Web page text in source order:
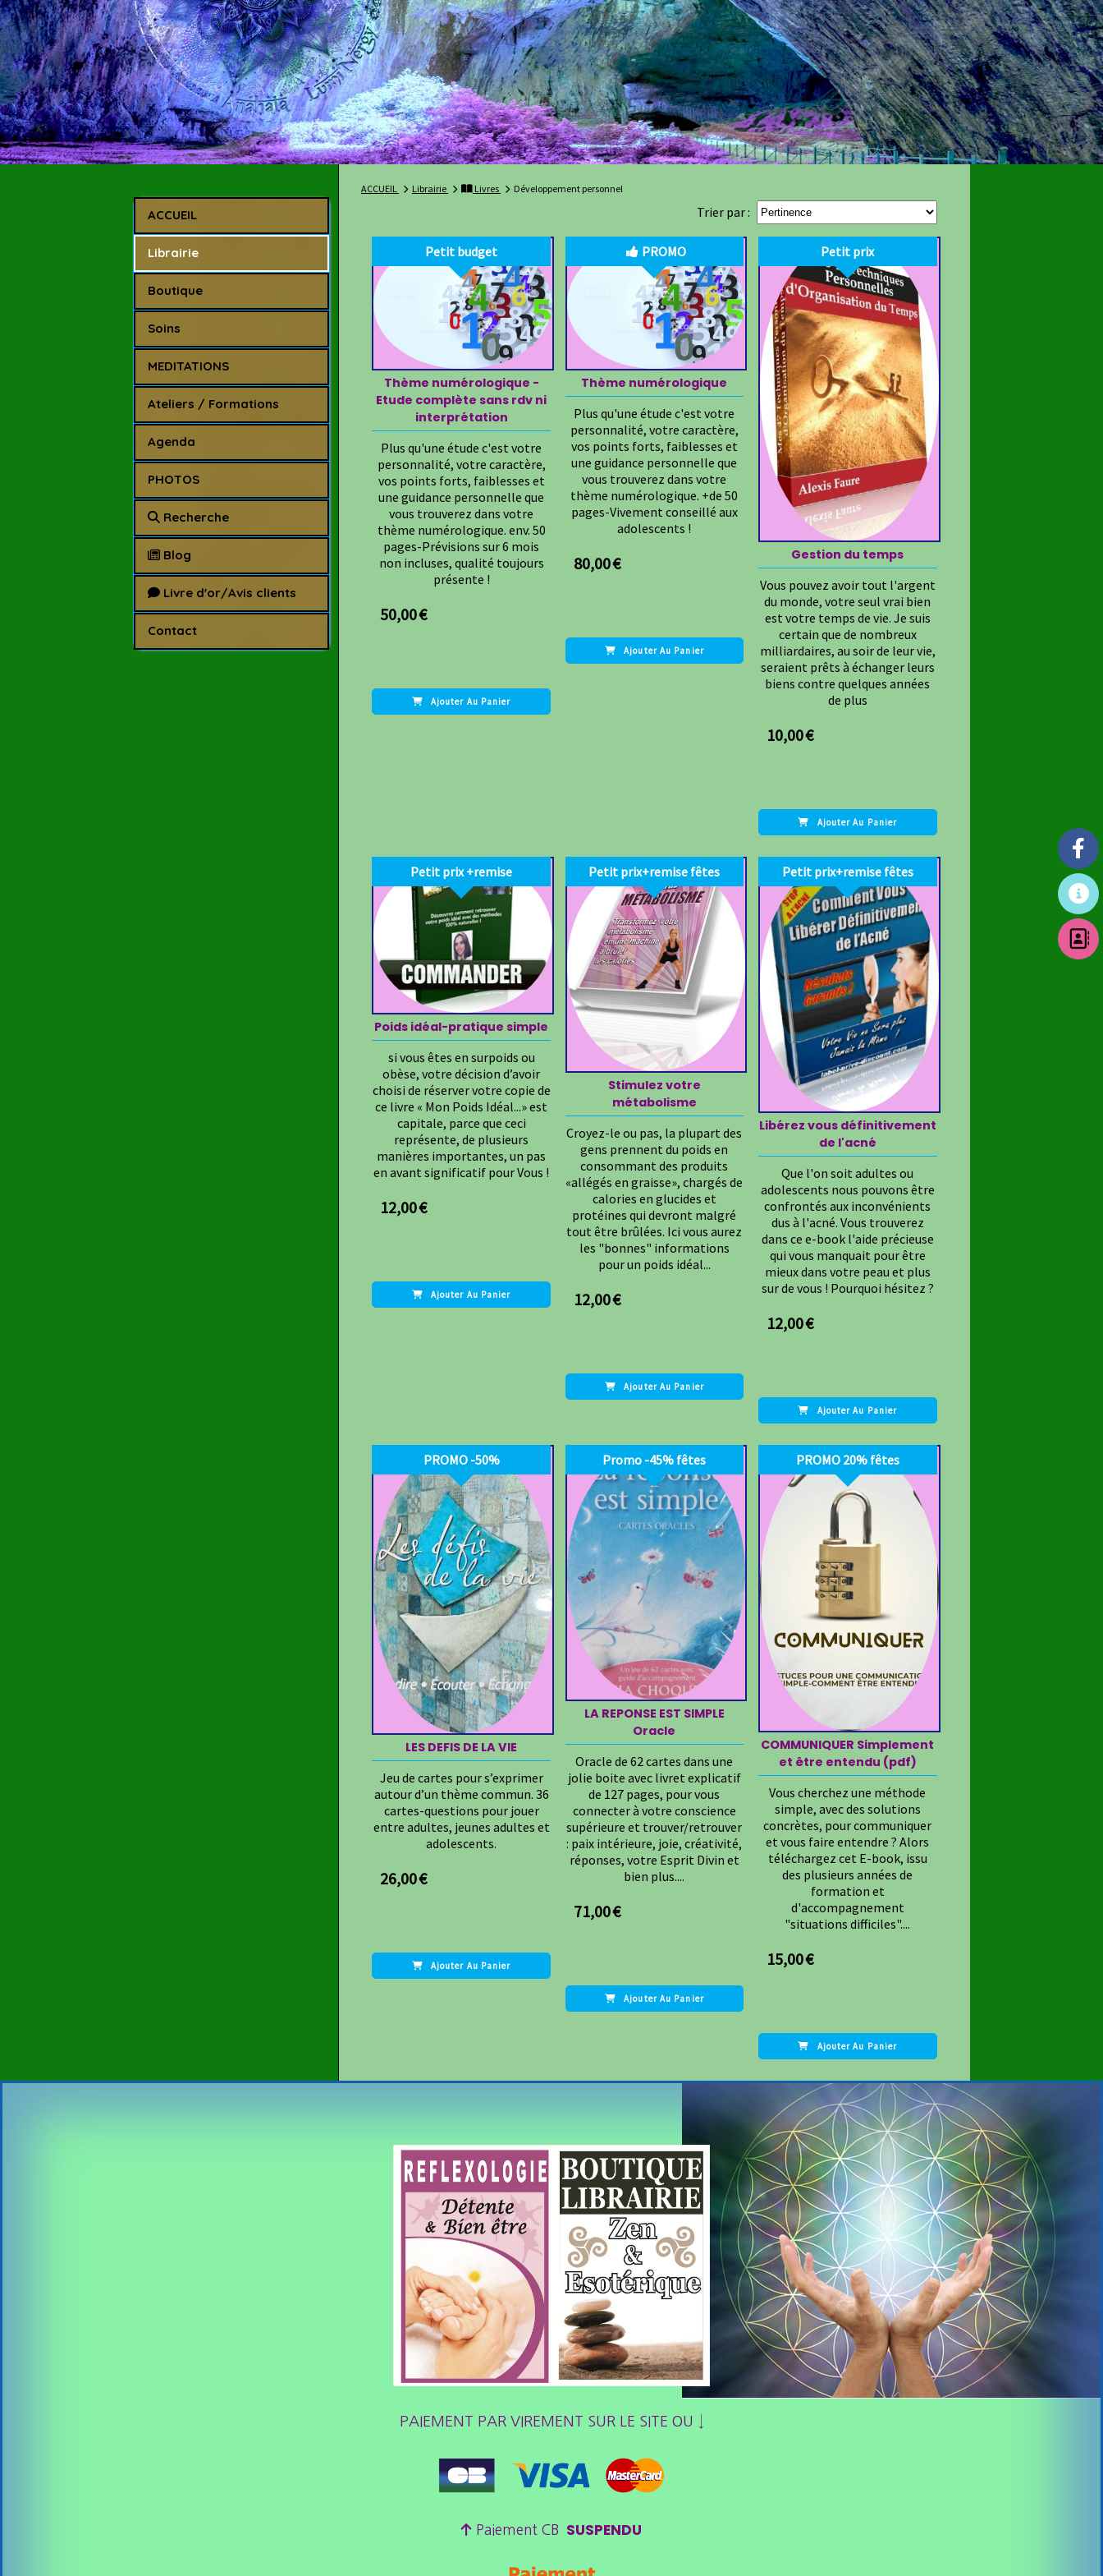
ACCUEIL
Librairie
Boutique
Soins
MEDITATIONS
Ateliers / Formations
Agenda
PHOTOS
Recherche
Blog
Livre d'or/Avis clients
Contact
ACCUEIL Librairie Livres Développement personnel
Trier par :
Petit budget
Thème numérologique -
Etude complète sans rdv ni
interprétation
Plus qu'une étude c'est votre
personnalité, votre caractère,
vos points forts, faiblesses et
une guidance personnelle que
vous trouverez dans votre
thème numérologique. env. 50
pages-Prévisions sur 6 mois
non incluses, qualité toujours
présente !
50,00€
Ajouter Au Panier
PROMO
Thème numérologique
Plus qu'une étude c'est votre
personnalité, votre caractère,
vos points forts, faiblesses et
une guidance personnelle que
vous trouverez dans votre
thème numérologique. +de 50
pages-Vivement conseillé aux
adolescents !
80,00€
Ajouter Au Panier
Petit prix
Gestion du temps
Vous pouvez avoir tout l'argent
du monde, votre seul vrai bien
est votre temps de vie. Je suis
certain que de nombreux
milliardaires, au soir de leur vie,
seraient prêts à échanger leurs
biens contre quelques années
de plus
10,00€
Ajouter Au Panier
Petit prix +remise
Poids idéal-pratique simple
si vous êtes en surpoids ou
obèse, votre décision d’avoir
choisi de réserver votre copie de
ce livre « Mon Poids Idéal...» est
capitale, parce que ceci
représente, de plusieurs
manières importantes, un pas
en avant significatif pour Vous !
12,00€
Ajouter Au Panier
Petit prix+remise fêtes
Stimulez votre
métabolisme
Croyez-le ou pas, la plupart des
gens prennent du poids en
consommant des produits
«allégés en graisse», chargés de
calories en glucides et
protéines qui devront malgré
tout être brûlées. Ici vous aurez
les "bonnes" informations
pour un poids idéal...
12,00€
Ajouter Au Panier
Petit prix+remise fêtes
Libérez vous définitivement
de l'acné
Que l'on soit adultes ou
adolescents nous pouvons être
confrontés aux inconvénients
dus à l'acné. Vous trouverez
dans ce e-book l'aide précieuse
qui vous manquait pour être
mieux dans votre peau et plus
sur de vous ! Pourquoi hésitez ?
12,00€
Ajouter Au Panier
PROMO -50%
LES DEFIS DE LA VIE
Jeu de cartes pour s’exprimer
autour d’un thème commun. 36
cartes-questions pour jouer
entre adultes, jeunes adultes et
adolescents.
26,00€
Ajouter Au Panier
Promo -45% fêtes
LA REPONSE EST SIMPLE
Oracle
Oracle de 62 cartes dans une
jolie boite avec livret explicatif
de 127 pages, pour vous
connecter à votre conscience
supérieure et trouver/retrouver
: paix intérieure, joie, créativité,
réponses, votre Esprit Divin et
bien plus....
71,00€
Ajouter Au Panier
PROMO 20% fêtes
COMMUNIQUER Simplement
et être entendu (pdf)
Vous cherchez une méthode
simple, avec des solutions
concrètes, pour communiquer
et vous faire entendre ? Alors
téléchargez cet E-book, issu
des plusieurs années de
formation et
d'accompagnement
"situations difficiles"....
15,00€
Ajouter Au Panier
PAIEMENT PAR VIREMENT SUR LE SITE OU ↓
 Paiement CB SUSPENDU